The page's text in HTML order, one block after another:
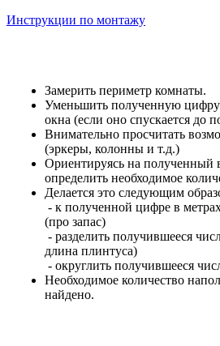
Инструкции по монтажу
Замерить периметр комнаты.
Уменьшить полученную
окна (если оно спускается до
Внимательно просчитать
(эркеры, колонны и т.д.)
Ориентируясь на полученный в
определить необходимое
Делается это следующим
- к полученной цифре в
(про запас)
- разделить получившееся
длина плинтуса)
- округлить получившееся
Необходимое количество
найдено.